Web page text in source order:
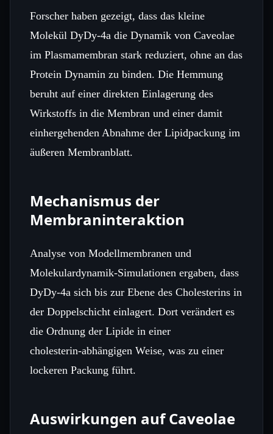
Forscher haben gezeigt, dass das kleine
Molekül DyDy‑4a die Dynamik von Caveolae
im Plasmamembran stark reduziert, ohne an das
Protein Dynamin zu binden. Die Hemmung
beruht auf einer direkten Einlagerung des
Wirkstoffs in die Membran und einer damit
einhergehenden Abnahme der Lipidpackung im
äußeren Membranblatt.
Mechanismus der
Membraninteraktion
Analyse von Modellmembranen und
Molekulardynamik‑Simulationen ergaben, dass
DyDy‑4a sich bis zur Ebene des Cholesterins in
der Doppelschicht einlagert. Dort verändert es
die Ordnung der Lipide in einer
cholesterin‑abhängigen Weise, was zu einer
lockeren Packung führt.
Auswirkungen auf Caveolae